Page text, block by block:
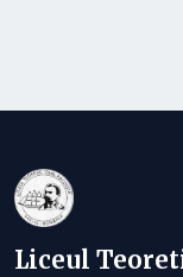
Liceul